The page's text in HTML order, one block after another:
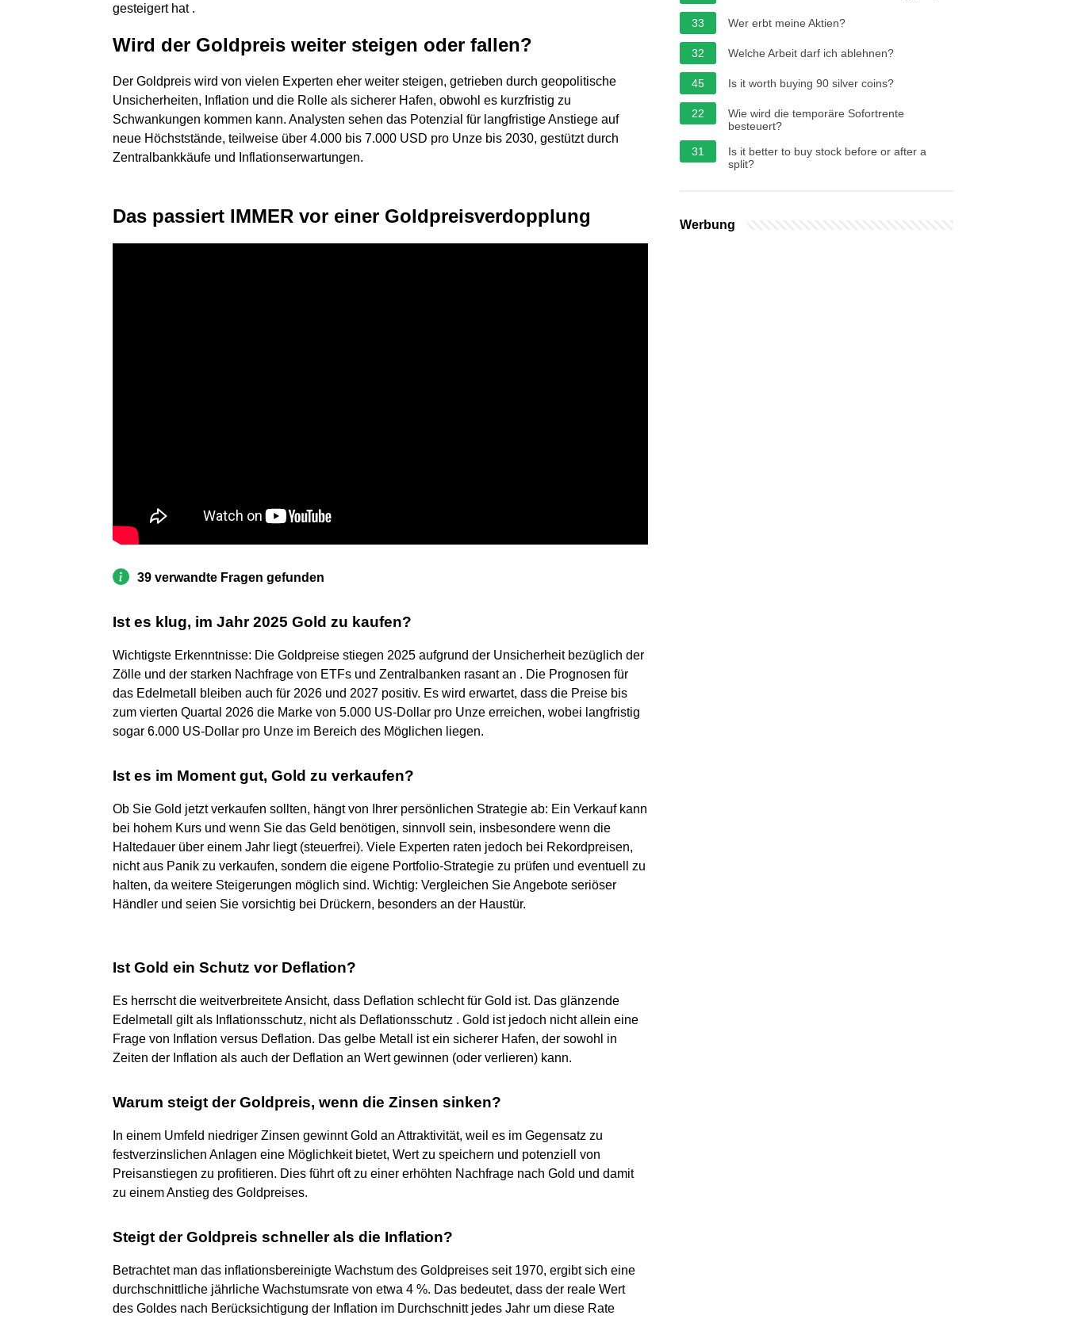
gesteigert hat .
Wird der Goldpreis weiter steigen oder fallen?
Der Goldpreis wird von vielen Experten eher weiter steigen, getrieben durch geopolitische
Unsicherheiten, Inflation und die Rolle als sicherer Hafen, obwohl es kurzfristig zu
Schwankungen kommen kann. Analysten sehen das Potenzial für langfristige Anstiege auf
neue Höchststände, teilweise über 4.000 bis 7.000 USD pro Unze bis 2030, gestützt durch
Zentralbankkäufe und Inflationserwartungen.
Das passiert IMMER vor einer Goldpreisverdopplung
39 verwandte Fragen gefunden
Ist es klug, im Jahr 2025 Gold zu kaufen?
Wichtigste Erkenntnisse: Die Goldpreise stiegen 2025 aufgrund der Unsicherheit bezüglich der
Zölle und der starken Nachfrage von ETFs und Zentralbanken rasant an . Die Prognosen für
das Edelmetall bleiben auch für 2026 und 2027 positiv. Es wird erwartet, dass die Preise bis
zum vierten Quartal 2026 die Marke von 5.000 US-Dollar pro Unze erreichen, wobei langfristig
sogar 6.000 US-Dollar pro Unze im Bereich des Möglichen liegen.
Ist es im Moment gut, Gold zu verkaufen?
Ob Sie Gold jetzt verkaufen sollten, hängt von Ihrer persönlichen Strategie ab: Ein Verkauf kann
bei hohem Kurs und wenn Sie das Geld benötigen, sinnvoll sein, insbesondere wenn die
Haltedauer über einem Jahr liegt (steuerfrei). Viele Experten raten jedoch bei Rekordpreisen,
nicht aus Panik zu verkaufen, sondern die eigene Portfolio-Strategie zu prüfen und eventuell zu
halten, da weitere Steigerungen möglich sind. Wichtig: Vergleichen Sie Angebote seriöser
Händler und seien Sie vorsichtig bei Drückern, besonders an der Haustür.
Ist Gold ein Schutz vor Deflation?
Es herrscht die weitverbreitete Ansicht, dass Deflation schlecht für Gold ist. Das glänzende
Edelmetall gilt als Inflationsschutz, nicht als Deflationsschutz . Gold ist jedoch nicht allein eine
Frage von Inflation versus Deflation. Das gelbe Metall ist ein sicherer Hafen, der sowohl in
Zeiten der Inflation als auch der Deflation an Wert gewinnen (oder verlieren) kann.
Warum steigt der Goldpreis, wenn die Zinsen sinken?
In einem Umfeld niedriger Zinsen gewinnt Gold an Attraktivität, weil es im Gegensatz zu
festverzinslichen Anlagen eine Möglichkeit bietet, Wert zu speichern und potenziell von
Preisanstiegen zu profitieren. Dies führt oft zu einer erhöhten Nachfrage nach Gold und damit
zu einem Anstieg des Goldpreises.
Steigt der Goldpreis schneller als die Inflation?
Betrachtet man das inflationsbereinigte Wachstum des Goldpreises seit 1970, ergibt sich eine
durchschnittliche jährliche Wachstumsrate von etwa 4 %. Das bedeutet, dass der reale Wert
des Goldes nach Berücksichtigung der Inflation im Durchschnitt jedes Jahr um diese Rate
33 Wer erbt meine Aktien?
32 Welche Arbeit darf ich ablehnen?
45 Is it worth buying 90 silver coins?
22
Wie wird die temporäre Sofortrente
besteuert?
31
Is it better to buy stock before or after a
split?
Werbung